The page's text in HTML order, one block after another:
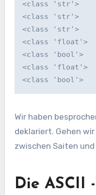
<class 'str'>
<class 'str'>
<class 'str'>
<class 'float'>
<class 'bool'>
<class 'float'>
<class 'bool'>
Wir haben
deklariert. Gehen
zwischen Saiten und
Die ASCII